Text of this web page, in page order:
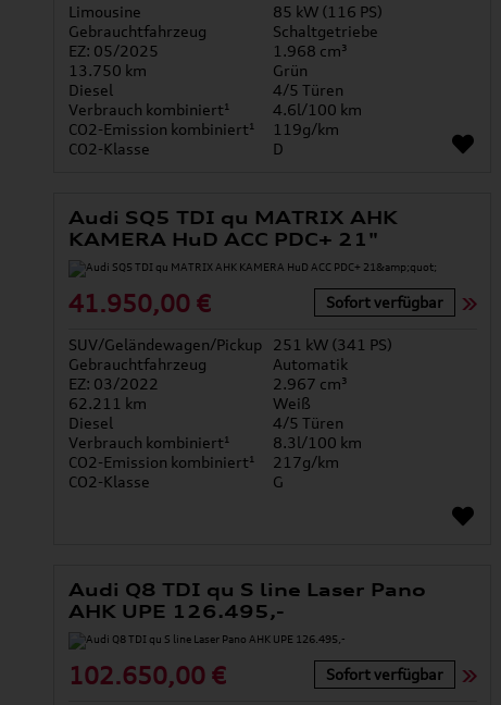
Limousine
85 kW (116 PS)
Gebrauchtfahrzeug
Schaltgetriebe
EZ: 05/2025
1.968 cm³
13.750 km
Grün
Diesel
4/5 Türen
Verbrauch kombiniert¹
4.6l/100 km
CO2-Emission kombiniert¹
119g/km
CO2-Klasse
D
Audi SQ5 TDI qu MATRIX AHK
KAMERA HuD ACC PDC+ 21"
41.950,00 € Sofort verfügbar
SUV/Geländewagen/Pickup
251 kW (341 PS)
Gebrauchtfahrzeug
Automatik
EZ: 03/2022
2.967 cm³
62.211 km
Weiß
Diesel
4/5 Türen
Verbrauch kombiniert¹
8.3l/100 km
CO2-Emission kombiniert¹
217g/km
CO2-Klasse
G
Audi Q8 TDI qu S line Laser Pano
AHK UPE 126.495,-
102.650,00 € Sofort verfügbar